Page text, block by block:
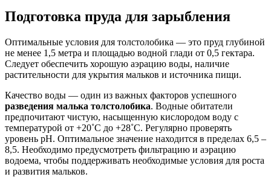
Подготовка пруда для зарыбления
Оптимальные условия для толстолобика — это пруд глубиной
не менее 1,5 метра и площадью водной глади от 0,5 гектара.
Следует обеспечить хорошую аэрацию воды, наличие
растительности для укрытия мальков и источника пищи.
Качество воды — один из важных факторов успешного
разведения малька толстолобика. Водные обитатели
предпочитают чистую, насыщенную кислородом воду с
температурой от +20˚С до +28˚С. Регулярно проверять
уровень pH. Оптимальное значение находится в пределах 6,5 –
8,5. Необходимо предусмотреть фильтрацию и аэрацию
водоема, чтобы поддерживать необходимые условия для роста
и развития мальков.